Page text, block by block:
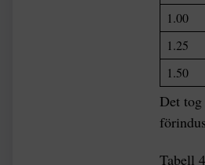
1.00
1.25
1.50
Det
Tabell